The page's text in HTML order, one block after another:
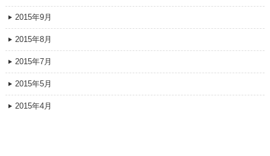
2015年9月
2015年8月
2015年7月
2015年5月
2015年4月